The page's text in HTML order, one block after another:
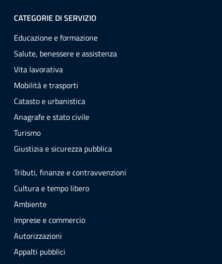
CATEGORIE DI SERVIZIO
Educazione e formazione
Salute, benessere e assistenza
Vita lavorativa
Mobilità e trasporti
Catasto e urbanistica
Anagrafe e stato civile
Turismo
Giustizia e sicurezza pubblica
Tributi, finanze e contravvenzioni
Cultura e tempo libero
Ambiente
Imprese e commercio
Autorizzazioni
Appalti pubblici